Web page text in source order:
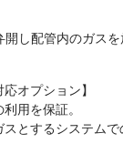
し配管内のガスを
応オプション】
用を保証。
スとするシステム